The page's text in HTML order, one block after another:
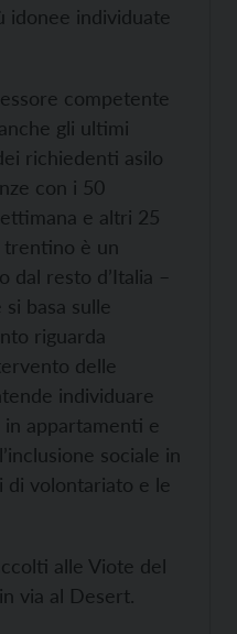
idonee individuate
competente
gli ultimi
richiedenti asilo
con i 50
e altri 25
trentino è un
dal resto d’Italia –
basa sulle
riguarda
delle
individuare
appartamenti e
sociale in
di volontariato e le
alle Viote del
via al Desert.